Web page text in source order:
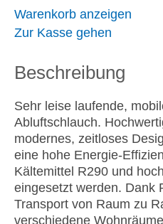
Warenkorb anzeigen
Zur Kasse gehen
Beschreibung
Sehr leise laufende,
Abluftschlauch.
modernes, zeitloses
eine hohe Energie-
Kältemittel R290 und
eingesetzt werden. Dank
Transport von Raum zu
verschiedene